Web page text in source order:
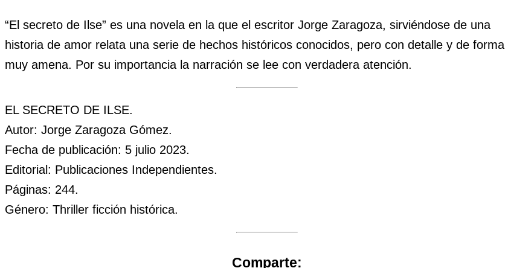
“El secreto de Ilse” es una novela en la que el escritor Jorge Zaragoza, sirviéndose de una
historia de amor relata una serie de hechos históricos conocidos, pero con detalle y de forma
muy amena. Por su importancia la narración se lee con verdadera atención.
EL SECRETO DE ILSE.
Autor: Jorge Zaragoza Gómez.
Fecha de publicación: 5 julio 2023.
Editorial: Publicaciones Independientes.
Páginas: 244.
Género: Thriller ficción histórica.
Comparte: